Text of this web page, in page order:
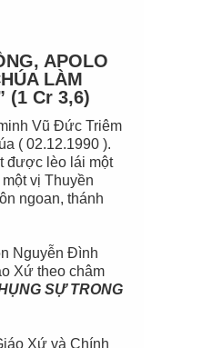
APOLO
LÀM
(1 Cr 3,6)
Vũ Đức Triêm
( 02.12.1990 ).
được lèo lái một
vị Thuyền
ngoan, thánh
Nguyễn Đình
Xứ theo châm
SỰ TRONG
Xứ và Chính